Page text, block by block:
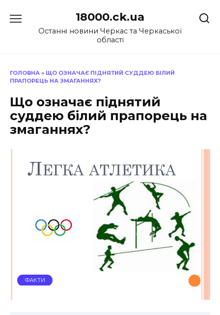
до
18000.ck.ua
Останні новини Черкас та Черкаської
області
ГОЛОВНА » ЩО ОЗНАЧАЄ ПІДНЯТИЙ СУДДЕЮ БІЛИЙ
ПРАПОРЕЦЬ НА ЗМАГАННЯХ?
Що означає піднятий
суддею білий прапорець на
змаганнях?
ФАКТИ